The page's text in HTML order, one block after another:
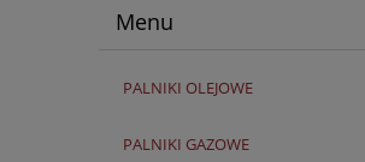
Menu
PALNIKI OLEJOWE
PALNIKI GAZOWE